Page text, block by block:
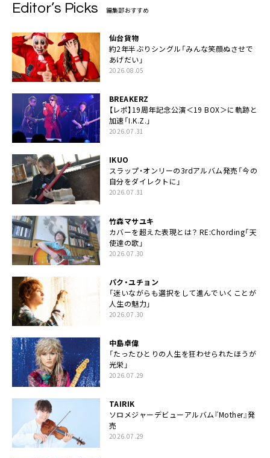
Editor’s Picks 編集部おすすめ
仙台貨物
約2年半ぶりシングル「みんな笑顔ぬさせで
あげだい」
2026.08.05
BREAKERZ
【レポ】19周年記念公演＜19 BOX＞に軌跡と
加速「I.K.Z.」
2026.07.31
IKUO
スラップ・オンリーの3rdアルバム発売「今の
自分をダイレクトに」
2026.07.31
竹森マサユキ
カバーを超えた表現とは？ RE:Chording「天
使達の歌」
2026.07.30
パク・ユチョン
「迷いながらも選択をして進んでいくことが
人生の魅力」
2026.07.30
中島卓偉
「たったひとりの人生を狂わせられたほうが
光栄」
2026.07.29
TAIRIK
ソロメジャーデビューアルバム『Mother』発
売
2026.07.29